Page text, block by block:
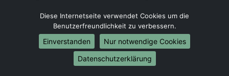
Umzüge-Deutschlandweit
Umzug von München nach Berlin
Umzug von München nach Hamburg
Umzug von München nach München
Umzug von München nach Köln
Diese Internetseite verwendet Cookies um die
Benutzerfreundlichkeit zu verbessern.
Einverstanden
Nur notwendige Cookies
Datenschutzerklärung